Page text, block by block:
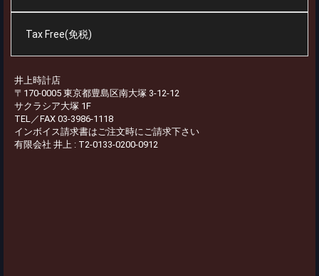
Tax Free(免税)
井上時計店
〒170-0005 東京都豊島区南大塚 3-12-12
サクラシア大塚 1F
TEL／FAX 03-3986-1118
インボイス請求書はご注文時にご請求下さい
有限会社 井上 : T2-0133-0200-0912